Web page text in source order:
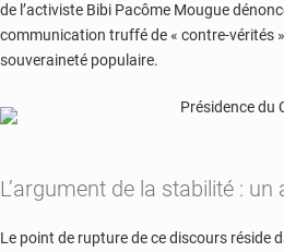
de l’activiste Bibi Pacôme Mougue
communication truffé de « contre-vérités
souveraineté populaire.
L’argument de la stabilité : un
Le point de rupture de ce discours réside